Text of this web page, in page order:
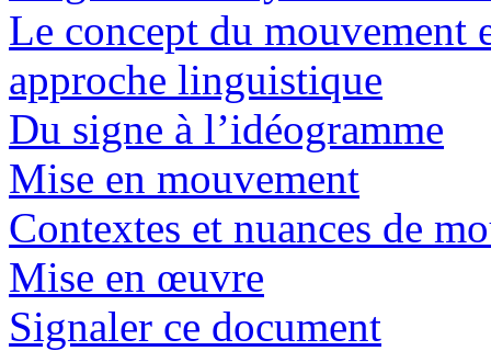
Le concept du mouvement
approche linguistique
Du signe à l’idéogramme
Mise en mouvement
Contextes et nuances de
Mise en œuvre
Signaler ce document